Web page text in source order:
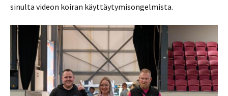
sinulta videon koiran käyttäytymisongelmista.